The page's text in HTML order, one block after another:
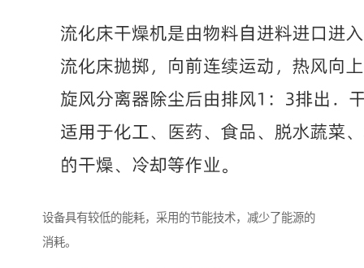
设备具有较低的能耗，采用的节能技术，减少了能源的
消耗。